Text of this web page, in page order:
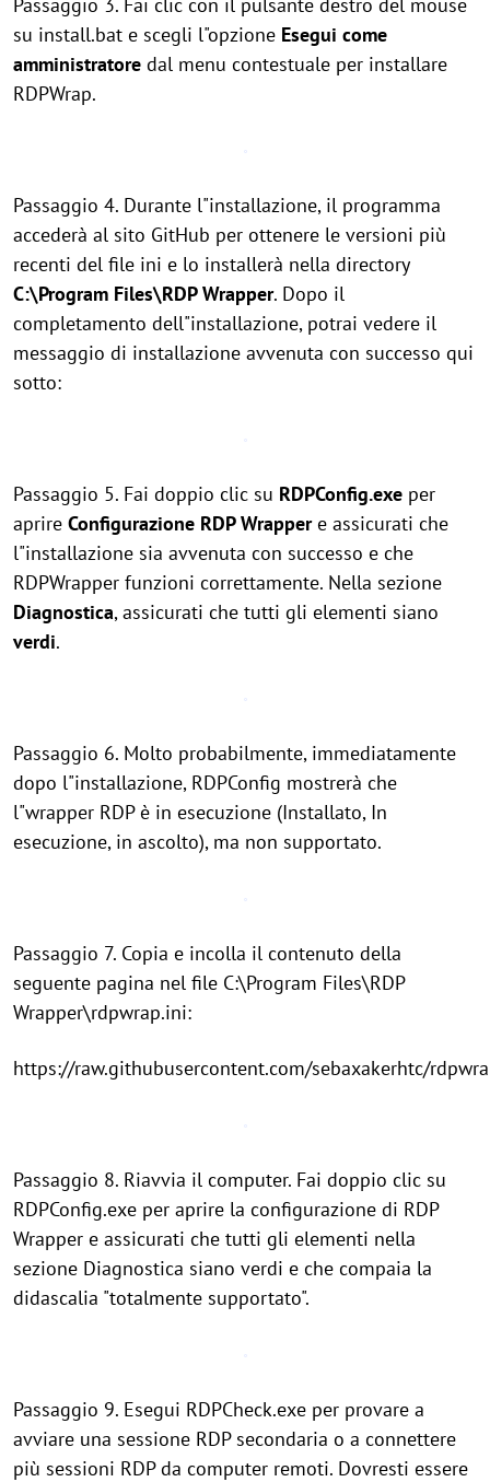
su install.bat e scegli l"opzione Esegui come
amministratore dal menu contestuale per installare
RDPWrap.
Passaggio 4. Durante l"installazione, il programma
accederà al sito GitHub per ottenere le versioni più
recenti del file ini e lo installerà nella directory
C:\Program Files\RDP Wrapper. Dopo il
completamento dell"installazione, potrai vedere il
messaggio di installazione avvenuta con successo qui
sotto:
Passaggio 5. Fai doppio clic su RDPConfig.exe per
aprire Configurazione RDP Wrappere assicurati che
l"installazione sia avvenuta con successo e che
RDPWrapper funzioni correttamente. Nella sezione
Diagnostica, assicurati che tutti gli elementi siano
verdi.
Passaggio 6. Molto probabilmente, immediatamente
dopo l"installazione, RDPConfig mostrerà che
l"wrapper RDP è in esecuzione (Installato, In
esecuzione, in ascolto), ma non supportato.
Passaggio 7. Copia e incolla il contenuto della
seguente pagina nel file C:\Program Files\RDP
Wrapper\rdpwrap.ini:
https://raw.githubusercontent.com/sebaxakerhtc/
Passaggio 8. Riavvia il computer. Fai doppio clic su
RDPConfig.exe per aprire la configurazione di RDP
Wrapper e assicurati che tutti gli elementi nella
sezione Diagnostica siano verdi e che compaia la
didascalia "totalmente supportato".
Passaggio 9. Esegui RDPCheck.exe per provare a
avviare una sessione RDP secondaria o a connettere
più sessioni RDP da computer remoti. Dovresti essere